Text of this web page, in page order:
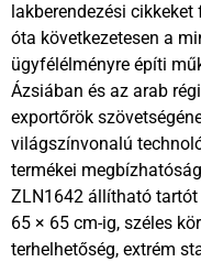
lakberendezési
óta következetesen a
ügyfélélményre építi
Ázsiában és az arab
exportőrök
világszínvonalú
termékei
ZLN1642 állítható
65 × 65 cm-ig, széles
terhelhetőség, extrém